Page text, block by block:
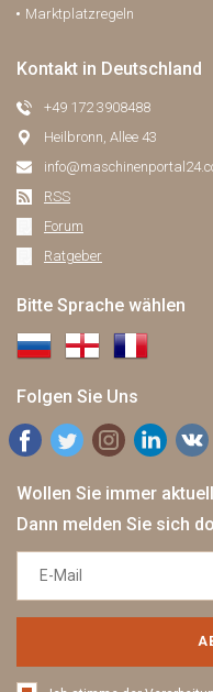
Marktplatzregeln
Kontakt in Deutschland
+49 172 3908488
Heilbronn, Allee 43
RSS
Forum
Ratgeber
Bitte Sprache wählen
Folgen Sie Uns
Wollen Sie immer
Dann melden Sie sich